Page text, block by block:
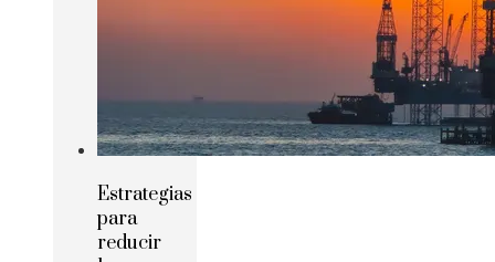
Estrategias
para
reducir